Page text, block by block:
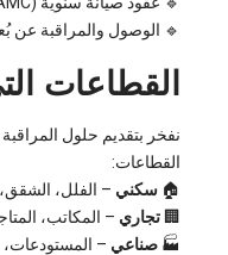
🔹 الوصول والمراقبة عن
القطاعات
نفخر بتقديم حلول
القطاعات:
🏠 سكني – الفلل،
🏢 تجاري – المكاتب،
🏭 صناعي – المستودعات،